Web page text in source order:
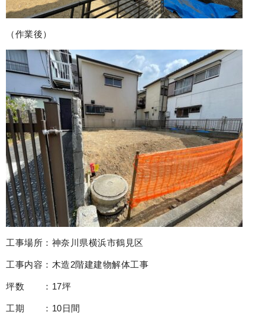
（作業後）
工事場所：神奈川県横浜市鶴見区
工事内容：木造2階建建物解体工事
坪数 ：17坪
工期 ：10日間